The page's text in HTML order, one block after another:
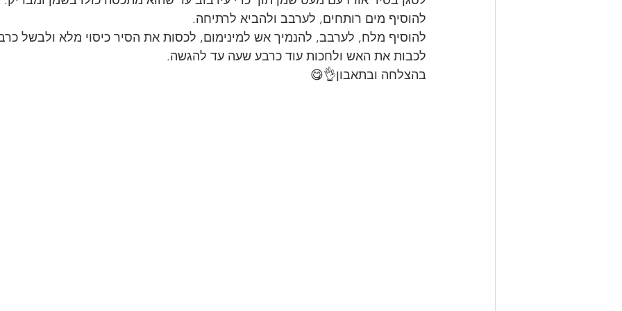
להוסיף מים רותחים, לערבב ולהביא לרתיחה.
להוסיף מלח, לערבב, להנמיך אש למינימום, לכסות את הסיר כיסוי מלא ולבשל
לכבות את האש ולחכות עוד כרבע שעה עד להגשה.
בהצלחה ובתאבון👌😋